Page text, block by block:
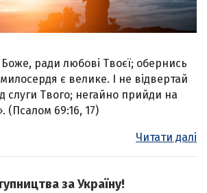
ради любові Твоєї; обернись
є велике. І не відвертай
слуги Твого; негайно прийди на
(Псалом 69:16, 17)
Читати далі
за Україну!